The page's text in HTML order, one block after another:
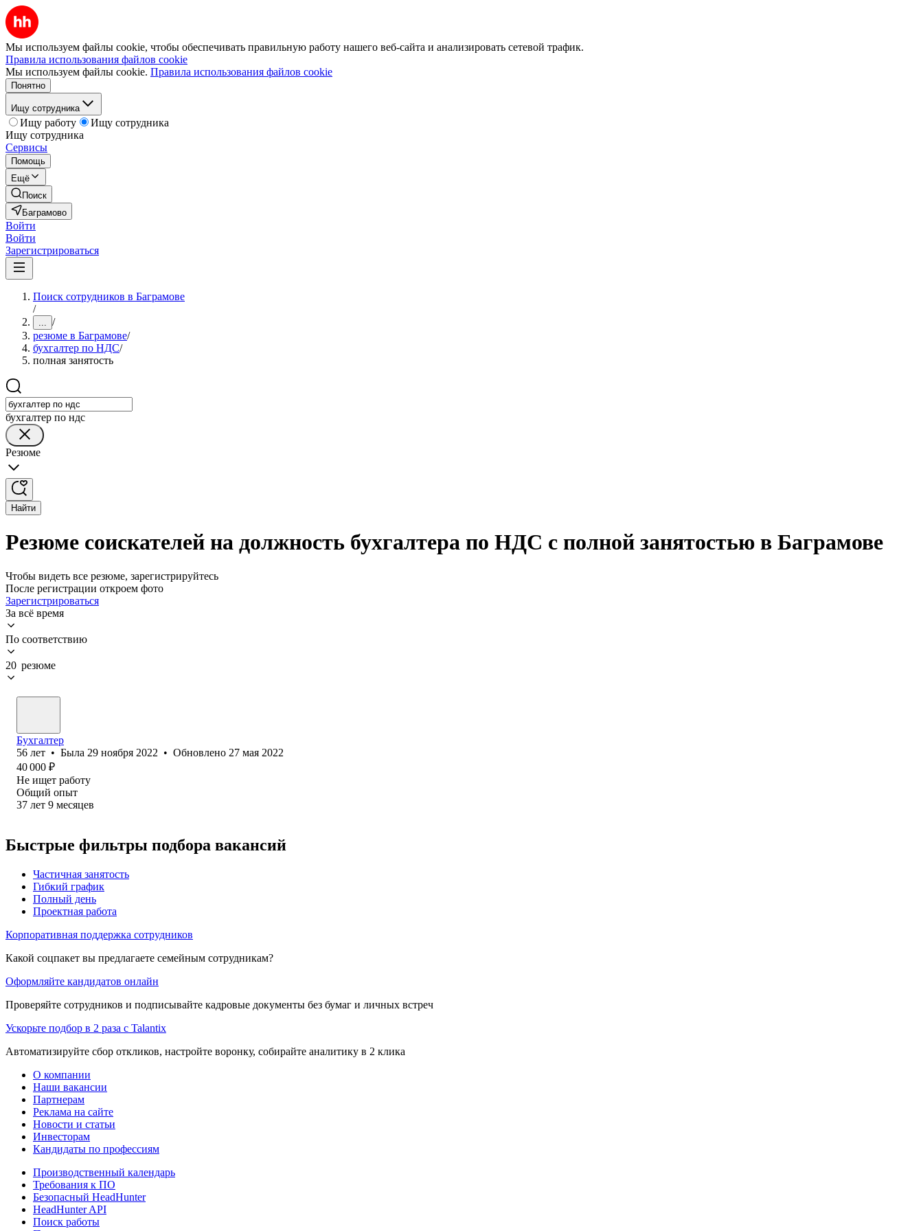
Мы используем файлы cookie, чтобы обеспечивать правильную работу нашего веб-сайта и анализировать сетевой трафик.
Правила использования файлов cookie
Мы используем файлы cookie. Правила использования файлов cookie
Понятно
Ищу сотрудника
Ищу работу
Ищу сотрудника
Ищу сотрудника
Сервисы
Помощь
Ещё
Поиск
Баграмово
Войти
Войти
Зарегистрироваться
Поиск сотрудников в Баграмове
/
... /
резюме в Баграмове/
бухгалтер по НДС/
полная занятость
бухгалтер по ндс
Резюме
Найти
Резюме соискателей на должность бухгалтера по НДС с полной занятостью в Баграмове
Чтобы видеть все резюме, зарегистрируйтесь
После регистрации откроем фото
Зарегистрироваться
За всё время
По соответствию
20 резюме
Бухгалтер
56 лет • Была 29 ноября 2022 • Обновлено 27 мая 2022
40 000 ₽
Не ищет работу
Общий опыт
37 лет 9 месяцев
Быстрые фильтры подбора вакансий
Частичная занятость
Гибкий график
Полный день
Проектная работа
Корпоративная поддержка сотрудников
Какой соцпакет вы предлагаете семейным сотрудникам?
Оформляйте кандидатов онлайн
Проверяйте сотрудников и подписывайте кадровые документы без бумаг и личных встреч
Ускорьте подбор в 2 раза с Talantix
Автоматизируйте сбор откликов, настройте воронку, собирайте аналитику в 2 клика
О компании
Наши вакансии
Партнерам
Реклама на сайте
Новости и статьи
Инвесторам
Кандидаты по профессиям
Производственный календарь
Требования к ПО
Безопасный HeadHunter
HeadHunter API
Поиск работы